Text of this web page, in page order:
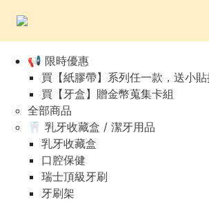
📢 限時優惠
買【紙膠帶】系列任一款，送小
買【牙盒】贈金幣蒐集卡組
全部商品
🦷 乳牙收藏盒 / 潔牙用品
乳牙收藏盒
口腔保健
瑞士頂級牙刷
牙刷架